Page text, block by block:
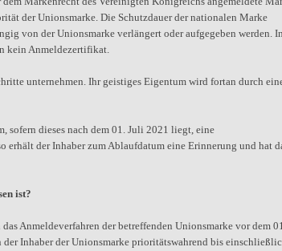
der Unionsmarke. Die Schutzdauer der nationalen Marke
von der Unionsmarke verlängert oder aufgegeben werden.
kein Anmeldezertifikat.
unternehmen. Ihr geistiges Eigentum wird fortan durch
sofern dieses nach dem 01. Juli 2021 liegt, eine
erhält der Inhaber zum Ablaufdatum eine Erinnerung und hat
ist?
Anmeldeverfahren der betreffenden Unionsmarke vor dem
der Inhaber der Unionsmarke prioritätswahrend bis